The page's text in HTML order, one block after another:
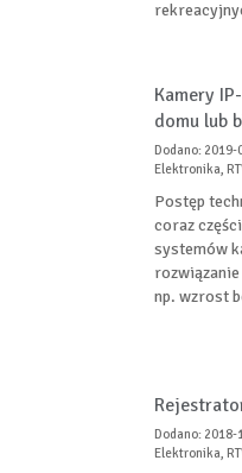
Kamery
domu lub
Dodano: 2019-
Elektronika,
Postęp
coraz
systemów
np. wzrost
Dodano: 2018-
Elektronika,